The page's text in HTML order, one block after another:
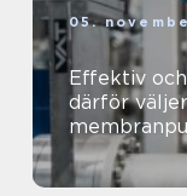
05.
Effektiv
därför